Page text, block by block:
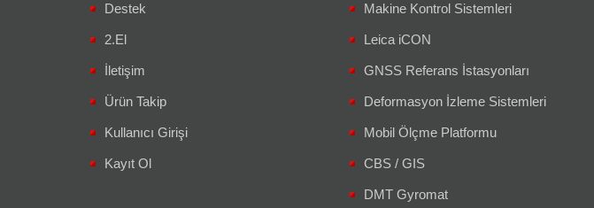
Destek
2.El
İletişim
Ürün Takip
Kullanıcı Girişi
Kayıt Ol
Makine Kontrol Sistemleri
Leica iCON
GNSS Referans İstasyonları
Deformasyon İzleme Sistemleri
Mobil Ölçme Platformu
CBS / GIS
DMT Gyromat